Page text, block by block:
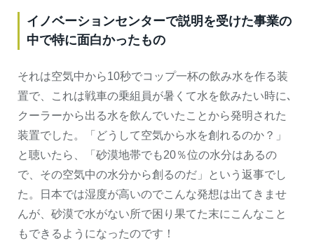
イノベーションセンターで説明を受けた事業の
中で特に面白かったもの
それは空気中から10秒でコップ一杯の飲み水を作る装
置で、これは戦車の乗組員が暑くて水を飲みたい時に､
クーラーから出る水を飲んでいたことから発明された
装置でした。「どうして空気から水を創れるのか？」
と聴いたら、「砂漠地帯でも20％位の水分はあるの
で、その空気中の水分から創るのだ」という返事でし
た。日本では湿度が高いのでこんな発想は出てきませ
んが、砂漠で水がない所で困り果てた末にこんなこと
もできるようになったのです！